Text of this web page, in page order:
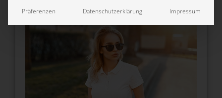
Präferenzen Datenschutzerklärung Impressum